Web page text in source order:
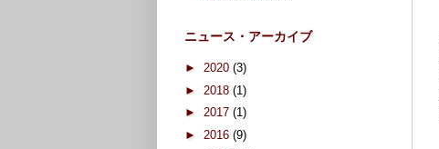
ニュース・アーカイブ
► 2020 (3)
► 2018 (1)
► 2017 (1)
► 2016 (9)